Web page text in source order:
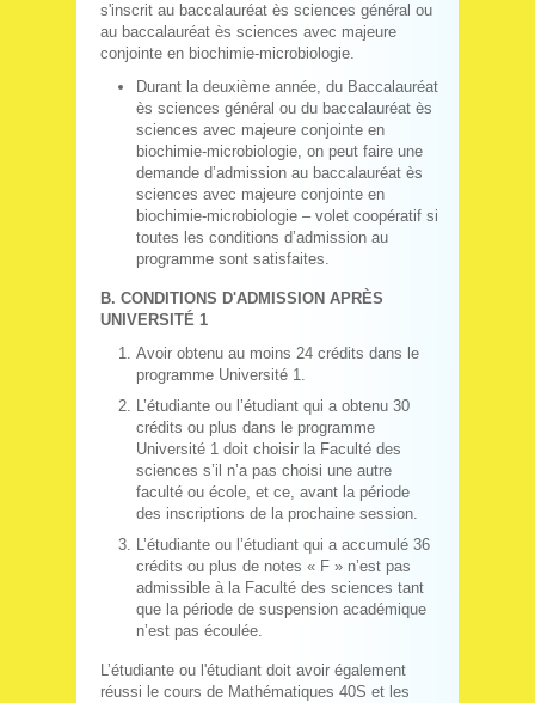
s'inscrit au baccalauréat ès sciences général ou
au baccalauréat ès sciences avec majeure
conjointe en biochimie-microbiologie.
Durant la deuxième année, du Baccalauréat
ès sciences général ou du baccalauréat ès
sciences avec majeure conjointe en
biochimie-microbiologie, on peut faire une
demande d’admission au baccalauréat ès
sciences avec majeure conjointe en
biochimie-microbiologie – volet coopératif si
toutes les conditions d’admission au
programme sont satisfaites.
B. CONDITIONS D'ADMISSION APRÈS
UNIVERSITÉ 1
Avoir obtenu au moins 24 crédits dans le
programme Université 1.
L’étudiante ou l’étudiant qui a obtenu 30
crédits ou plus dans le programme
Université 1 doit choisir la Faculté des
sciences s’il n’a pas choisi une autre
faculté ou école, et ce, avant la période
des inscriptions de la prochaine session.
L’étudiante ou l’étudiant qui a accumulé 36
crédits ou plus de notes « F » n’est pas
admissible à la Faculté des sciences tant
que la période de suspension académique
n’est pas écoulée.
L’étudiante ou l'étudiant doit avoir également
réussi le cours de Mathématiques 40S et les